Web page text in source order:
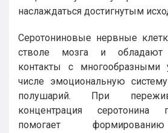
наслаждаться достигнутым
Серотониновые нервные
стволе мозга и обладают
контакты с многообразными
числе эмоциональную
полушарий. При
концентрация серотонина
помогает